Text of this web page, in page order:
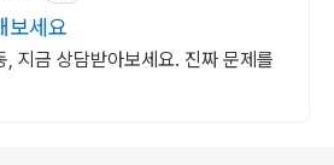
보세요
, 지금 상담받아보세요. 진짜 문제를